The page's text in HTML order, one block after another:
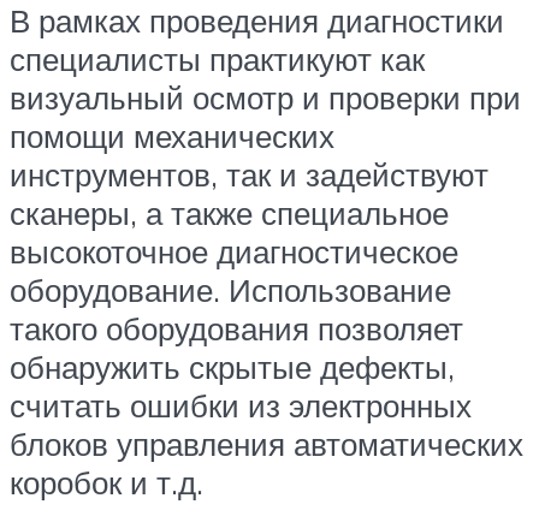
В рамках проведения диагностики
специалисты практикуют как
визуальный осмотр и проверки при
помощи механических
инструментов, так и задействуют
сканеры, а также специальное
высокоточное диагностическое
оборудование. Использование
такого оборудования позволяет
обнаружить скрытые дефекты,
считать ошибки из электронных
блоков управления автоматических
коробок и т.д.